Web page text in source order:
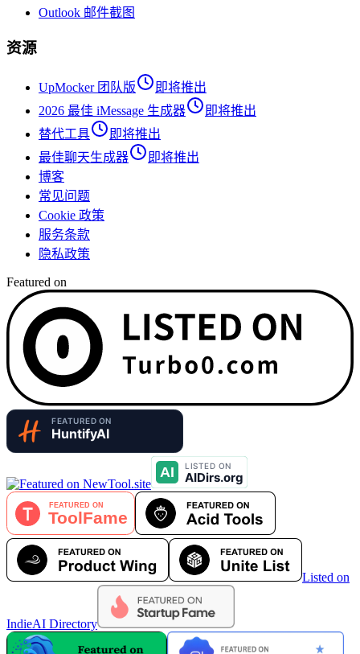
Outlook 邮件截图
资源
UpMocker 团队版
即将推出
2026 最佳 iMessage 生成器
即将推出
替代工具
即将推出
最佳聊天生成器
即将推出
博客
常见问题
Cookie 政策
服务条款
隐私政策
Featured on
Listed on
IndieAI Directory